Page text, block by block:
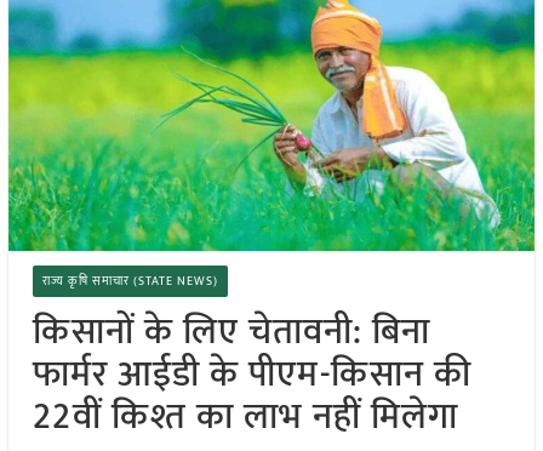
राज्य कृषि समाचार (STATE NEWS)
किसानों के लिए चेतावनी: बिना
फार्मर आईडी के पीएम-किसान की
22वीं किश्त का लाभ नहीं मिलेगा